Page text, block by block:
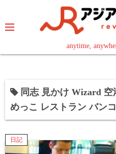
テ
anytime,
read in
同志 見かけ Wizard 空
めっこ レストラン バン
日記